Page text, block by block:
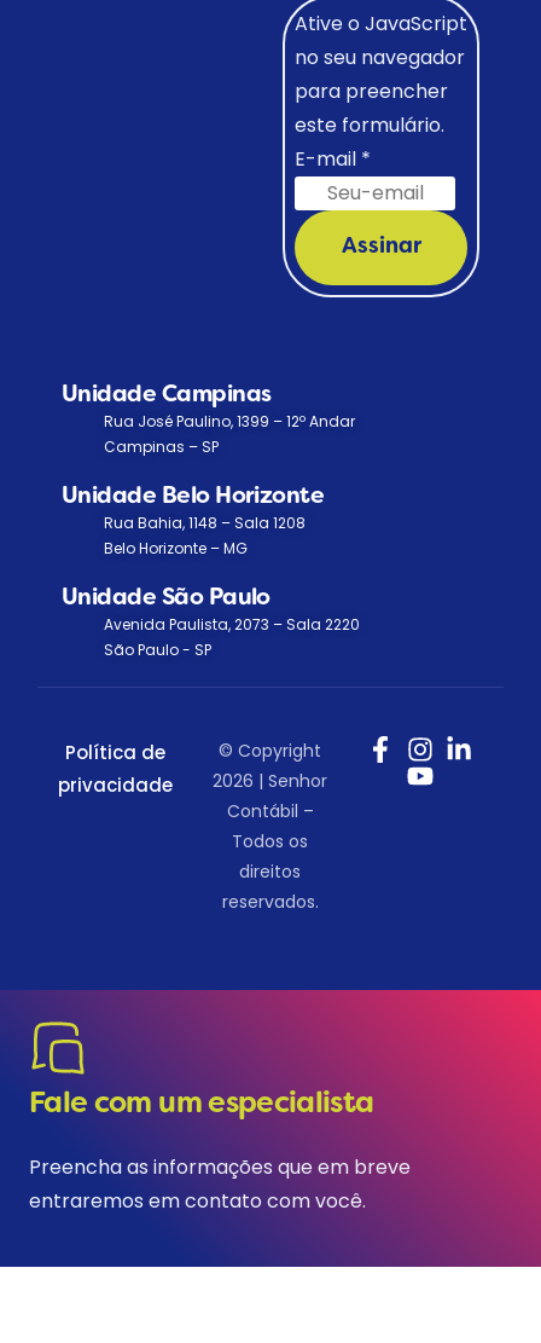
Ative o JavaScript
no seu navegador
para preencher
este formulário.
E-mail *
Assinar
Unidade Campinas
Rua José Paulino, 1399 – 12º Andar
Campinas – SP
Unidade Belo Horizonte
Rua Bahia, 1148 – Sala 1208
Belo Horizonte – MG
Unidade São Paulo
Avenida Paulista, 2073 – Sala 2220
São Paulo - SP
Política de
privacidade
© Copyright
2026 | Senhor
Contábil –
Todos os
direitos
reservados.
Fale com um especialista
Preencha as informações que em breve
entraremos em contato com você.